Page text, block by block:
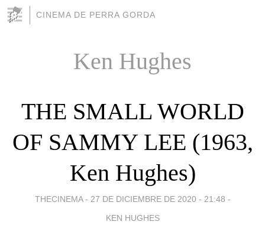
CINEMA DE PERRA GORDA
Ken Hughes
THE SMALL WORLD
OF SAMMY LEE (1963,
Ken Hughes)
THECINEMA - 27 DE DICIEMBRE DE 2020 - 21:48 -
KEN HUGHES